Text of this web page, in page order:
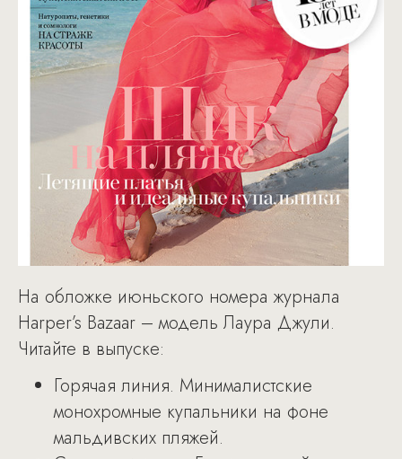
На обложке июньского номера журнала
Harper’s Bazaar – модель Лаура Джули.
Читайте в выпуске:
Горячая линия. Минималистские
монохромные купальники на фоне
мальдивских пляжей.